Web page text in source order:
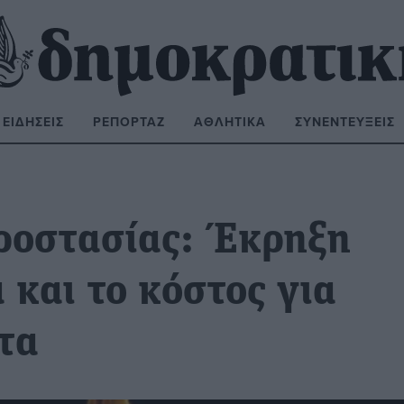
ΕΙΔΉΣΕΙΣ ΡΕΠΟΡΤΆΖ ΑΘΛΗΤΙΚΆ ΣΥΝΕΝΤΕΎΞΕΙΣ
Έκρηξη
το κόστος για